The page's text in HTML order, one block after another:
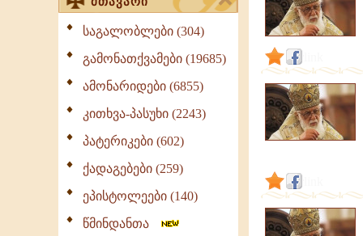
საგალობლები (304)
გამონათქვამები (19685)
ამონარიდები (6855)
კითხვა-პასუხი (2243)
პატერიკები (602)
ქადაგებები (259)
ეპისტოლეები (140)
წმინდანთა